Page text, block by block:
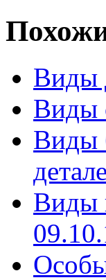
Виды
Виды
Виды
Виды